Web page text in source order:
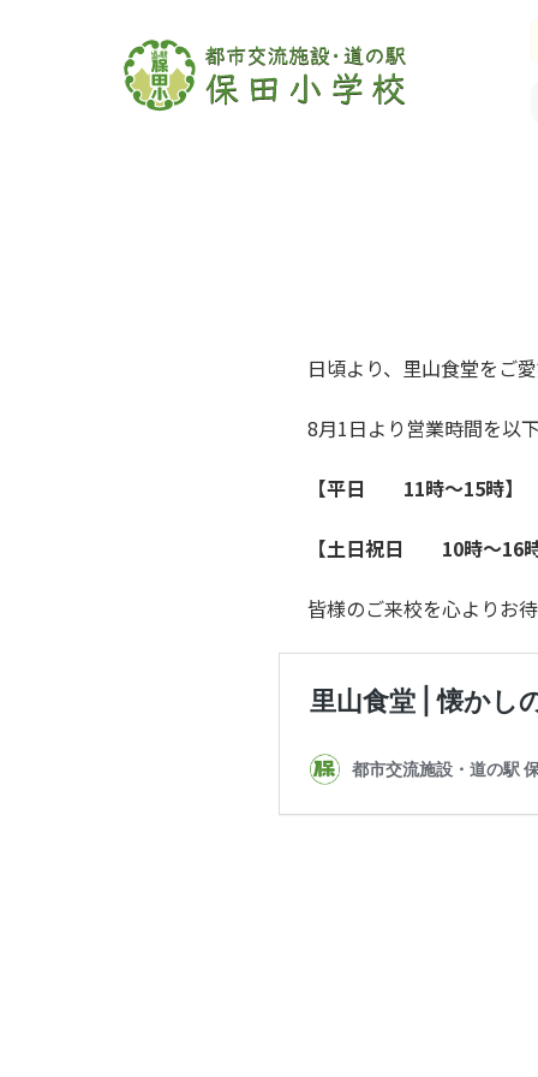
日頃より、里山食堂をご
8月1日より営業時間を以
【平日 11時～15時】
【土日祝日 10時～16
皆様のご来校を心よりお